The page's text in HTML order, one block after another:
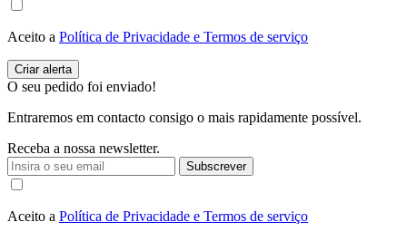
Aceito a Política de Privacidade e Termos de serviço
O seu pedido foi enviado!
Entraremos em contacto consigo o mais rapidamente possível.
Receba a nossa newsletter.
Subscrever
Aceito a Política de Privacidade e Termos de serviço